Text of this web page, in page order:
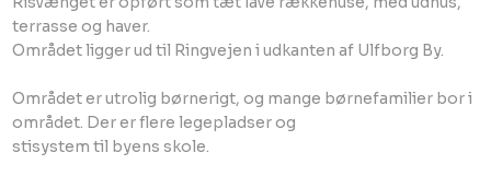
terrasse og haver.
Området ligger ud til Ringvejen i udkanten af Ulfborg By.
Området er utrolig børnerigt, og mange børnefamilier bor i
området. Der er flere legepladser og
stisystem til byens skole.